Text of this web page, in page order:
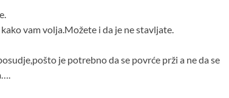
vam volja.Možete i da je ne stavljate.
je potrebno da se povrće prži a ne da se